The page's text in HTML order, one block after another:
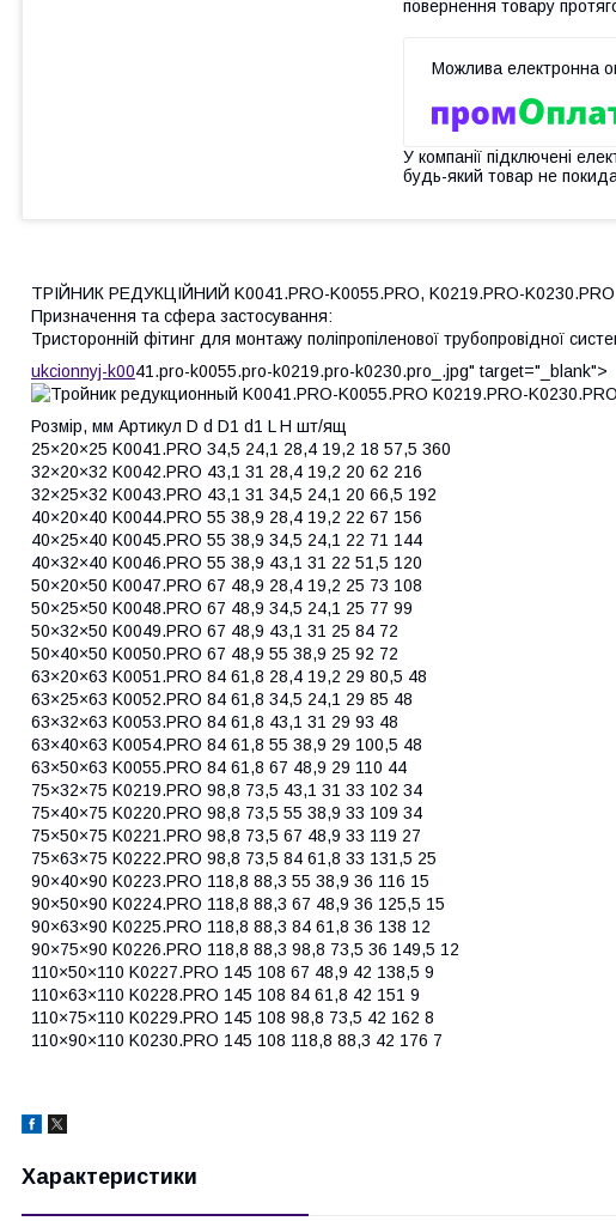
повернення товару
У компанії підключені
будь-який товар не
ТРІЙНИК РЕДУКЦІЙНИЙ K0041.PRO-K0055.PRO, K0219.PRO-K0230.PRO
Призначення та сфера застосування:
Тристоронній фітинг для монтажу поліпропіленової трубопровідної
ukcionnyj-k0041.pro-k0055.pro-k0219.pro-k0230.pro_.jpg" target="_blank">
Розмір, мм Артикул D d D1 d1 L H шт/ящ
25×20×25 K0041.PRO 34,5 24,1 28,4 19,2 18 57,5 360
32×20×32 K0042.PRO 43,1 31 28,4 19,2 20 62 216
32×25×32 K0043.PRO 43,1 31 34,5 24,1 20 66,5 192
40×20×40 K0044.PRO 55 38,9 28,4 19,2 22 67 156
40×25×40 K0045.PRO 55 38,9 34,5 24,1 22 71 144
40×32×40 K0046.PRO 55 38,9 43,1 31 22 51,5 120
50×20×50 K0047.PRO 67 48,9 28,4 19,2 25 73 108
50×25×50 K0048.PRO 67 48,9 34,5 24,1 25 77 99
50×32×50 K0049.PRO 67 48,9 43,1 31 25 84 72
50×40×50 K0050.PRO 67 48,9 55 38,9 25 92 72
63×20×63 K0051.PRO 84 61,8 28,4 19,2 29 80,5 48
63×25×63 K0052.PRO 84 61,8 34,5 24,1 29 85 48
63×32×63 K0053.PRO 84 61,8 43,1 31 29 93 48
63×40×63 K0054.PRO 84 61,8 55 38,9 29 100,5 48
63×50×63 K0055.PRO 84 61,8 67 48,9 29 110 44
75×32×75 K0219.PRO 98,8 73,5 43,1 31 33 102 34
75×40×75 K0220.PRO 98,8 73,5 55 38,9 33 109 34
75×50×75 K0221.PRO 98,8 73,5 67 48,9 33 119 27
75×63×75 K0222.PRO 98,8 73,5 84 61,8 33 131,5 25
90×40×90 K0223.PRO 118,8 88,3 55 38,9 36 116 15
90×50×90 K0224.PRO 118,8 88,3 67 48,9 36 125,5 15
90×63×90 K0225.PRO 118,8 88,3 84 61,8 36 138 12
90×75×90 K0226.PRO 118,8 88,3 98,8 73,5 36 149,5 12
110×50×110 K0227.PRO 145 108 67 48,9 42 138,5 9
110×63×110 K0228.PRO 145 108 84 61,8 42 151 9
110×75×110 K0229.PRO 145 108 98,8 73,5 42 162 8
110×90×110 K0230.PRO 145 108 118,8 88,3 42 176 7
Характеристики